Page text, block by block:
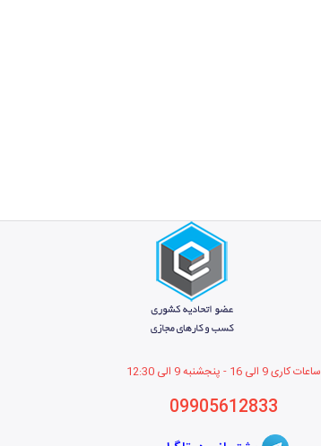
ساعات کاری 9 الی 16 - پنجشنبه 9 الی 12 :30
09905612833